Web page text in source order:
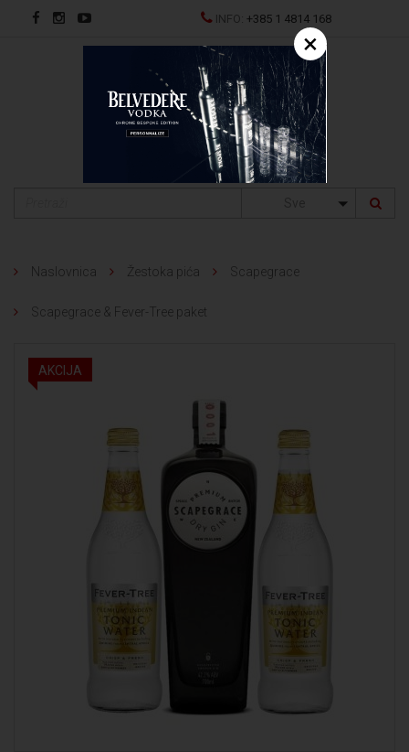
INFO:+385 1 4814 168
EN
Naslovnica Žestoka pića Scapegrace
Scapegrace & Fever-Tree paket
AKCIJA
×